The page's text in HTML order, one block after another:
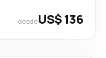
desdeUS$ 136